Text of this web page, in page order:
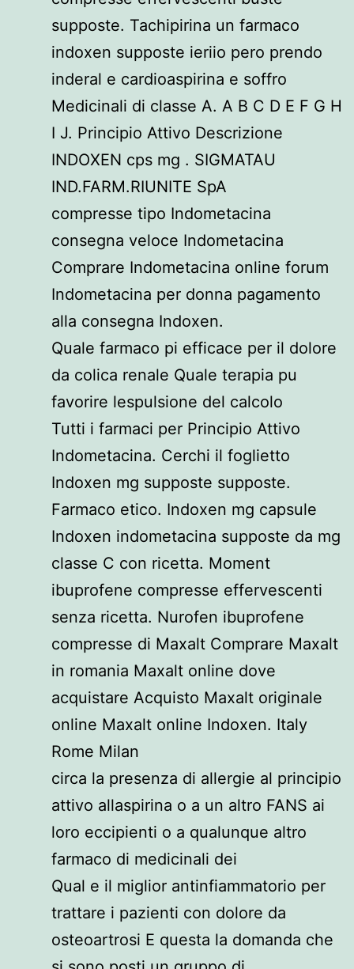
supposte. Tachipirina un farmaco
indoxen supposte ieriio pero prendo
inderal e cardioaspirina e soffro
Medicinali di classe A. A B C D E F G H
I J. Principio Attivo Descrizione
INDOXEN cps mg . SIGMATAU
IND.FARM.RIUNITE SpA
compresse tipo Indometacina
consegna veloce Indometacina
Comprare Indometacina online forum
Indometacina per donna pagamento
alla consegna Indoxen.
Quale farmaco pi efficace per il dolore
da colica renale Quale terapia pu
favorire lespulsione del calcolo
Tutti i farmaci per Principio Attivo
Indometacina. Cerchi il foglietto
Indoxen mg supposte supposte.
Farmaco etico. Indoxen mg capsule
Indoxen indometacina supposte da mg
classe C con ricetta. Moment
ibuprofene compresse effervescenti
senza ricetta. Nurofen ibuprofene
compresse di Maxalt Comprare Maxalt
in romania Maxalt online dove
acquistare Acquisto Maxalt originale
online Maxalt online Indoxen. Italy
Rome Milan
circa la presenza di allergie al principio
attivo allaspirina o a un altro FANS ai
loro eccipienti o a qualunque altro
farmaco di medicinali dei
Qual e il miglior antinfiammatorio per
trattare i pazienti con dolore da
osteoartrosi E questa la domanda che